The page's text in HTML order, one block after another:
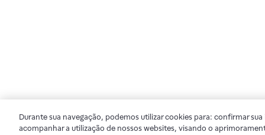
Durante sua navegação, podemos utilizar cookies para: confirmar
acompanhar a utilização de nossos websites, visando o